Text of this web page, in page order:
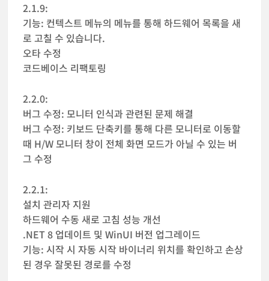
2.1.9:
기능: 컨텍스트 메뉴의 메뉴를 통해 하드웨어 목록을 새
로 고칠 수 있습니다.
오타 수정
코드베이스 리팩토링
2.2.0:
버그 수정: 모니터 인식과 관련된 문제 해결
버그 수정: 키보드 단축키를 통해 다른 모니터로 이동할
때 H/W 모니터 창이 전체 화면 모드가 아닐 수 있는 버
그 수정
2.2.1:
설치 관리자 지원
하드웨어 수동 새로 고침 성능 개선
.NET 8 업데이트 및 WinUI 버전 업그레이드
기능: 시작 시 자동 시작 바이너리 위치를 확인하고 손상
된 경우 잘못된 경로를 수정